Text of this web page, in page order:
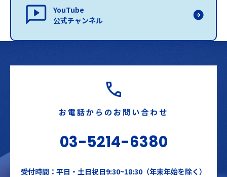
YouTube
公式チャンネル
お電話からのお問い合わせ
03-5214-6380
受付時間：平日・土日祝日9:30~18:30（年末年始を除く）